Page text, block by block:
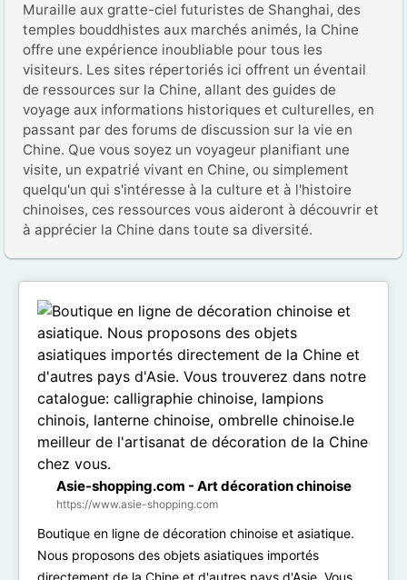
Muraille aux gratte-ciel futuristes de Shanghai, des
temples bouddhistes aux marchés animés, la Chine
offre une expérience inoubliable pour tous les
visiteurs. Les sites répertoriés ici offrent un éventail
de ressources sur la Chine, allant des guides de
voyage aux informations historiques et culturelles, en
passant par des forums de discussion sur la vie en
Chine. Que vous soyez un voyageur planifiant une
visite, un expatrié vivant en Chine, ou simplement
quelqu'un qui s'intéresse à la culture et à l'histoire
chinoises, ces ressources vous aideront à découvrir et
à apprécier la Chine dans toute sa diversité.
Asie-shopping.com - Art décoration chinoise
https://www.asie-shopping.com
Boutique en ligne de décoration chinoise et asiatique.
Nous proposons des objets asiatiques importés
directement de la Chine et d'autres pays d'Asie. Vous